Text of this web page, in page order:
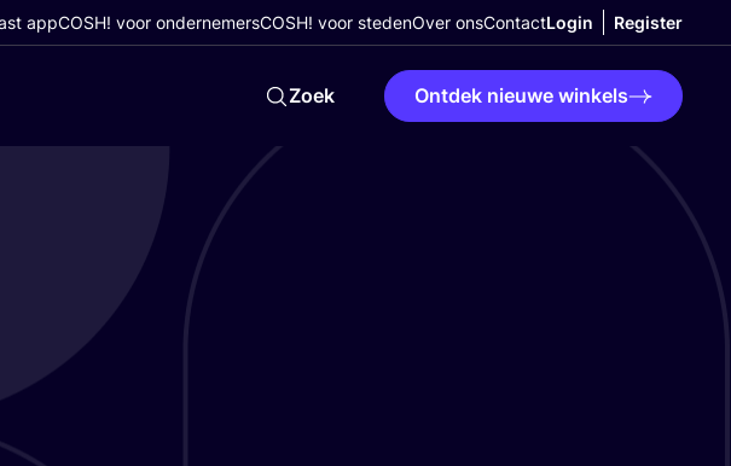
appCOSH! voor ondernemersCOSH! voor stedenOver onsContactLogin Register
Zoek Ontdek nieuwe winkels